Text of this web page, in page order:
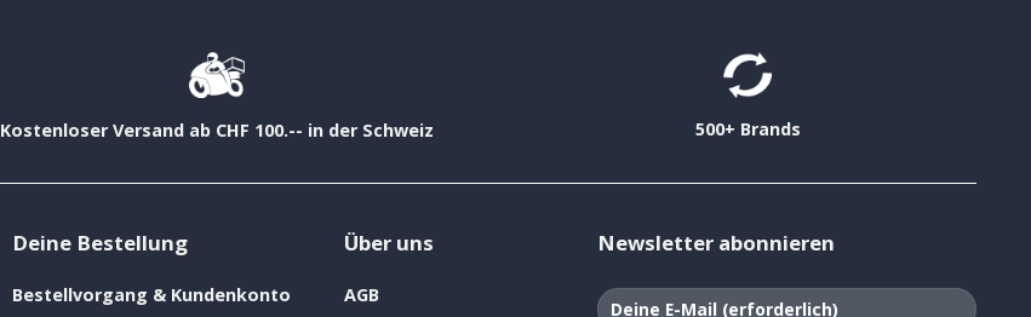
Kostenloser Versand ab CHF 100.-- in der Schweiz 500+ Brands
Deine Bestellung
Bestellvorgang & Kundenkonto
Über uns
AGB
Newsletter abonnieren